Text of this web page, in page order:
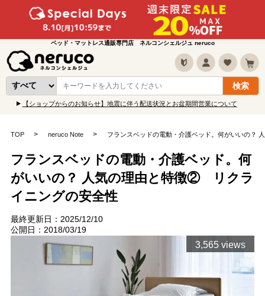
ベッド・マットレス通販専門店 ネルコンシェルジュ neruco
【ショップからのお知らせ】地震に伴う配送状況とお盆期間営業について
TOP neruco Note フランスベッドの電動・介護ベッド。何がいいの
フランスベッドの電動・介護ベッド。何
がいいの？ 人気の理由と特徴② リクラ
イニングの安全性
最終更新日：2025/12/10
公開日：2018/03/19
3,565 views